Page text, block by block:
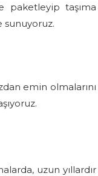
paketleyip taşıma
sunuyoruz.
emin olmalarını
uzun yıllardır